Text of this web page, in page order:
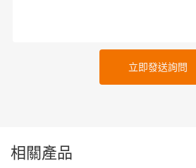
立即發送詢問
相關產品